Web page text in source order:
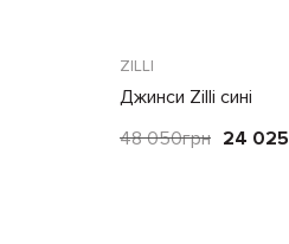
ZILLI
Джинси Zilli сині
48 050грн 24 025